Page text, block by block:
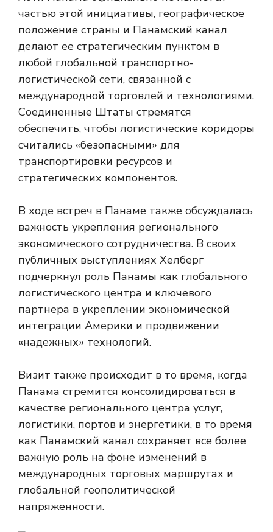
частью этой инициативы, географическое
положение страны и Панамский канал
делают ее стратегическим пунктом в
любой глобальной транспортно-
логистической сети, связанной с
международной торговлей и технологиями.
Соединенные Штаты стремятся
обеспечить, чтобы логистические коридоры
считались «безопасными» для
транспортировки ресурсов и
стратегических компонентов.
В ходе встреч в Панаме также обсуждалась
важность укрепления регионального
экономического сотрудничества. В своих
публичных выступлениях Хелберг
подчеркнул роль Панамы как глобального
логистического центра и ключевого
партнера в укреплении экономической
интеграции Америки и продвижении
«надежных» технологий.
Визит также происходит в то время, когда
Панама стремится консолидироваться в
качестве регионального центра услуг,
логистики, портов и энергетики, в то время
как Панамский канал сохраняет все более
важную роль на фоне изменений в
международных торговых маршрутах и ​​
глобальной геополитической
напряженности.